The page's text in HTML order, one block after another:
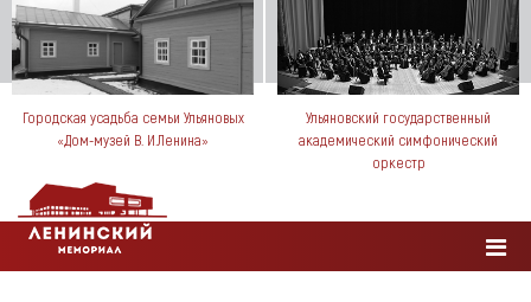
Городская усадьба семьи Ульяновых
«Дом-музей В. И.Ленина»
Ульяновский государственный
академический симфонический
оркестр